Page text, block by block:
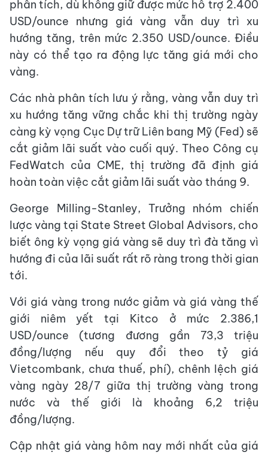
phân tích, dù không giữ được mức hỗ trợ 2.400
USD/ounce nhưng giá vàng vẫn duy trì xu
hướng tăng, trên mức 2.350 USD/ounce. Điều
này có thể tạo ra động lực tăng giá mới cho
vàng.
Các nhà phân tích lưu ý rằng, vàng vẫn duy trì
xu hướng tăng vững chắc khi thị trường ngày
càng kỳ vọng Cục Dự trữ Liên bang Mỹ (Fed) sẽ
cắt giảm lãi suất vào cuối quý. Theo Công cụ
FedWatch của CME, thị trường đã định giá
hoàn toàn việc cắt giảm lãi suất vào tháng 9.
George Milling-Stanley, Trưởng nhóm chiến
lược vàng tại State Street Global Advisors, cho
biết ông kỳ vọng giá vàng sẽ duy trì đà tăng vì
hướng đi của lãi suất rất rõ ràng trong thời gian
tới.
Với giá vàng trong nước giảm và giá vàng thế
giới niêm yết tại Kitco ở mức 2.386,1
USD/ounce (tương đương gần 73,3 triệu
đồng/lượng nếu quy đổi theo tỷ giá
Vietcombank, chưa thuế, phí), chênh lệch giá
vàng ngày 28/7 giữa thị trường vàng trong
nước và thế giới là khoảng 6,2 triệu
đồng/lượng.
Cập nhật giá vàng hôm nay mới nhất của giá